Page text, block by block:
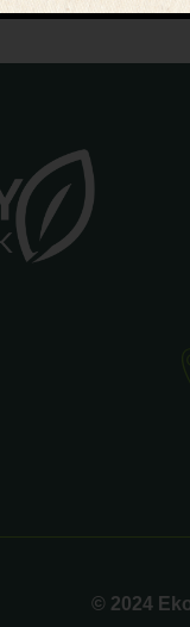
© 2024